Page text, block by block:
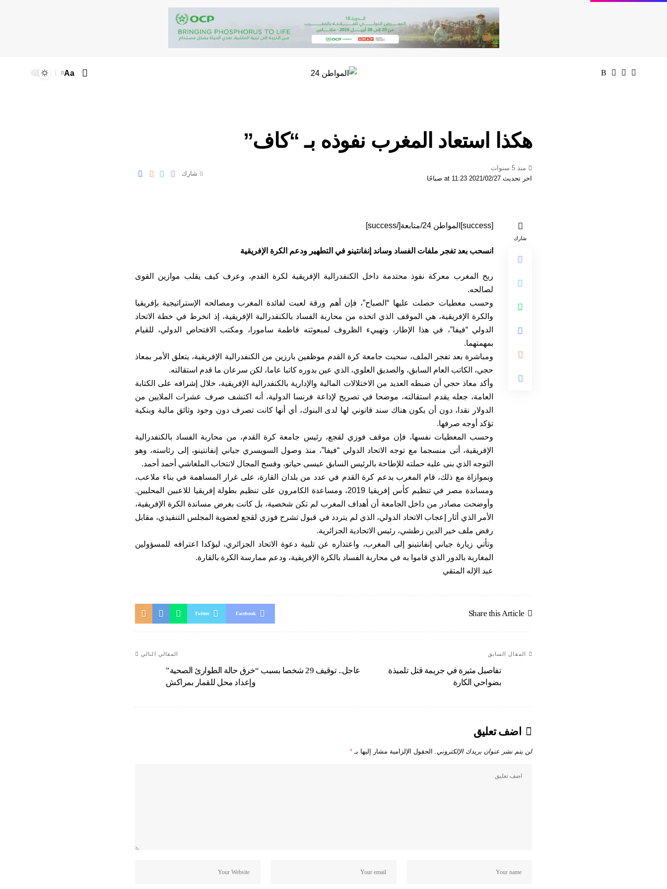
Aa
هكذا استعاد المغرب نفوذه بـ “كاف”
اخر تحديث 2021/02/27 at 11:23 صباحًا
منذ 5 سنوات
شارك
شارك
[success]المواطن 24/متابعة[/success]
انسحب بعد تفجر ملفات الفساد وساند إنفانتينو في التطهير ودعم الكرة الإفريقية
ربح المغرب معركة نفوذ محتدمة داخل الكنفدرالية الإفريقية لكرة القدم، وعرف كيف يقلب موازين القوى
لصالحه.
وحسب معطيات حصلت عليها “الصباح”، فإن أهم ورقة لعبت لفائدة المغرب ومصالحه الإستراتيجية بإفريقيا
والكرة الإفريقية، هي الموقف الذي اتخذه من محاربة الفساد بالكنفدرالية الإفريقية، إذ انخرط في خطة الاتحاد
الدولي “فيفا”، في هذا الإطار، وتهييء الظروف لمبعوثته فاطمة سامورا، ومكتب الافتحاص الدولي، للقيام
بمهمتهما.
ومباشرة بعد تفجر الملف، سحبت جامعة كرة القدم موظفين بارزين من الكنفدرالية الإفريقية، يتعلق الأمر بمعاذ
حجي، الكاتب العام السابق، والصديق العلوي، الذي عين بدوره كاتبا عاما، لكن سرعان ما قدم استقالته.
وأكد معاذ حجي أن ضبطه العديد من الاختلالات المالية والإدارية بالكنفدرالية الإفريقية، خلال إشرافه على الكتابة
العامة، جعله يقدم استقالته، موضحا في تصريح لإذاعة فرنسا الدولية، أنه اكتشف صرف عشرات الملايين من
الدولار نقدا، دون أن يكون هناك سند قانوني لها لدى البنوك، أي أنها كانت تصرف دون وجود وثائق مالية وبنكية
تؤكد أوجه صرفها.
وحسب المعطيات نفسها، فإن موقف فوزي لقجع، رئيس جامعة كرة القدم، من محاربة الفساد بالكنفدرالية
الإفريقية، أتى منسجما مع توجه الاتحاد الدولي “فيفا”، منذ وصول السويسري جياني إنفانتينو، إلى رئاسته، وهو
التوجه الذي بنى عليه حملته للإطاحة بالرئيس السابق عيسى حياتو، وفسح المجال لانتخاب الملغاشي أحمد أحمد.
وبموازاة مع ذلك، قام المغرب بدعم كرة القدم في عدد من بلدان القارة، على غرار المساهمة في بناء ملاعب،
ومساندة مصر في تنظيم كأس إفريقيا 2019، ومساعدة الكامرون على تنظيم بطولة إفريقيا للاعبين المحليين.
وأوضحت مصادر من داخل الجامعة أن أهداف المغرب لم تكن شخصية، بل كانت بغرض مساندة الكرة الإفريقية،
الأمر الذي أثار إعجاب الاتحاد الدولي، الذي لم يتردد في قبول تشرح فوزي لقجع لعضوية المجلس التنفيذي، مقابل
رفض ملف خير الدين زطشي، رئيس الاتحادية الجزائرية.
وتأتي زيارة جياني إنفانتينو إلى المغرب، واعتذاره عن تلبية دعوة الاتحاد الجزائري، ليؤكدا اعترافه للمسؤولين
المغاربة بالدور الذي قاموا به في محاربة الفساد بالكرة الإفريقية، ودعم ممارسة الكرة بالقارة.
عبد الإله المتقي
Share this Article
Facebook
Twitter
المقال السابق
تفاصيل مثيرة في جريمة قتل تلميذة
بضواحي الكارة
المقالي التالي
عاجل.. توقيف 29 شخصا بسبب “خرق حالة الطوارئ الصحية”
وإعداد محل للقمار بمراكش
اضف تعليق
لن يتم نشر عنوان بريدك الإلكتروني. الحقول الإلزامية مشار إليها بـ *